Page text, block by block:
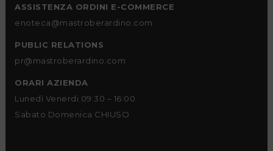
ASSISTENZA ORDINI E-COMMERCE
enoteca@mastroberardino.com
PUBLIC RELATIONS
pr@mastroberardino.com
ORARI AZIENDA
Lunedì Venerdi 09:30 – 16:00
Sabato Domenica CHIUSO